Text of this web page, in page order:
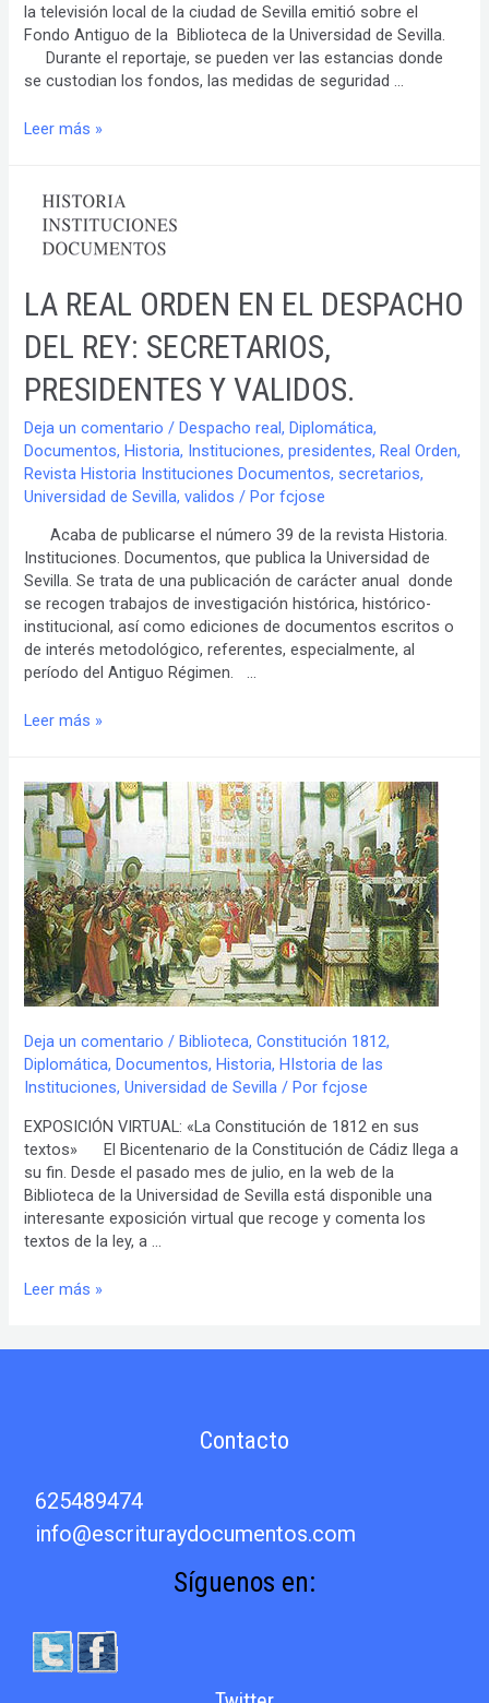
la televisión local de la ciudad de Sevilla emitió sobre el
Fondo Antiguo de la Biblioteca de la Universidad de Sevilla.
Durante el reportaje, se pueden ver las estancias donde
se custodian los fondos, las medidas de seguridad …
DIGITALIZACIÓN
ANTIGUO
DE
LA
UNIVERSIDAD
DE
SEVILLA.
Leer más »
LA REAL ORDEN EN EL DESPACHO
DEL REY: SECRETARIOS,
PRESIDENTES Y VALIDOS.
Deja un comentario /Despacho real,Diplomática,
Documentos,Historia, Instituciones,presidentes,Real Orden,
Revista Historia Instituciones Documentos, secretarios,
Universidad de Sevilla,validos / Porfcjose
Acaba de publicarse el número 39 de la revista Historia.
Instituciones. Documentos, que publica la Universidad de
Sevilla. Se trata de una publicación de carácter anual donde
se recogen trabajos de investigación histórica, histórico-
institucional, así como ediciones de documentos escritos o
de interés metodológico, referentes, especialmente, al
período del Antiguo Régimen. …
LA
EN
EL
DESPACHO
DEL
REY:
SECRETARIOS,
PRESIDENTES
Y
VALIDOS.
Leer más »
Deja un comentario /Biblioteca,Constitución 1812,
Diplomática,Documentos,Historia,HIstoria de las
Instituciones,Universidad de Sevilla / Porfcjose
EXPOSICIÓN VIRTUAL: «La Constitución de 1812 en sus
textos» El Bicentenario de la Constitución de Cádiz llega a
su fin. Desde el pasado mes de julio, en la web de la
Biblioteca de la Universidad de Sevilla está disponible una
interesante exposición virtual que recoge y comenta los
textos de la ley, a …
Leer más »
Contacto
625489474
info@escrituraydocumentos.com
Síguenos en: